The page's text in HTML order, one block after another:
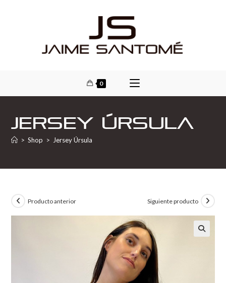
0
Jersey Úrsula
> Shop > Jersey Úrsula
Producto anterior Siguiente producto